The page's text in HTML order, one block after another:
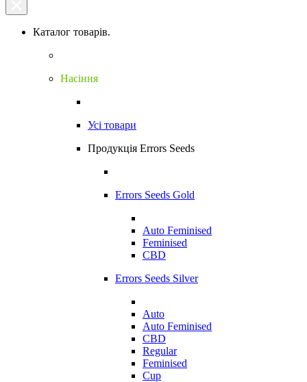
Каталог товарів.
Насіння
Усі товари
Продукція Errors Seeds
Errors Seeds Gold
Auto Feminised
Feminised
CBD
Errors Seeds Silver
Auto
Auto Feminised
CBD
Regular
Feminised
Cup